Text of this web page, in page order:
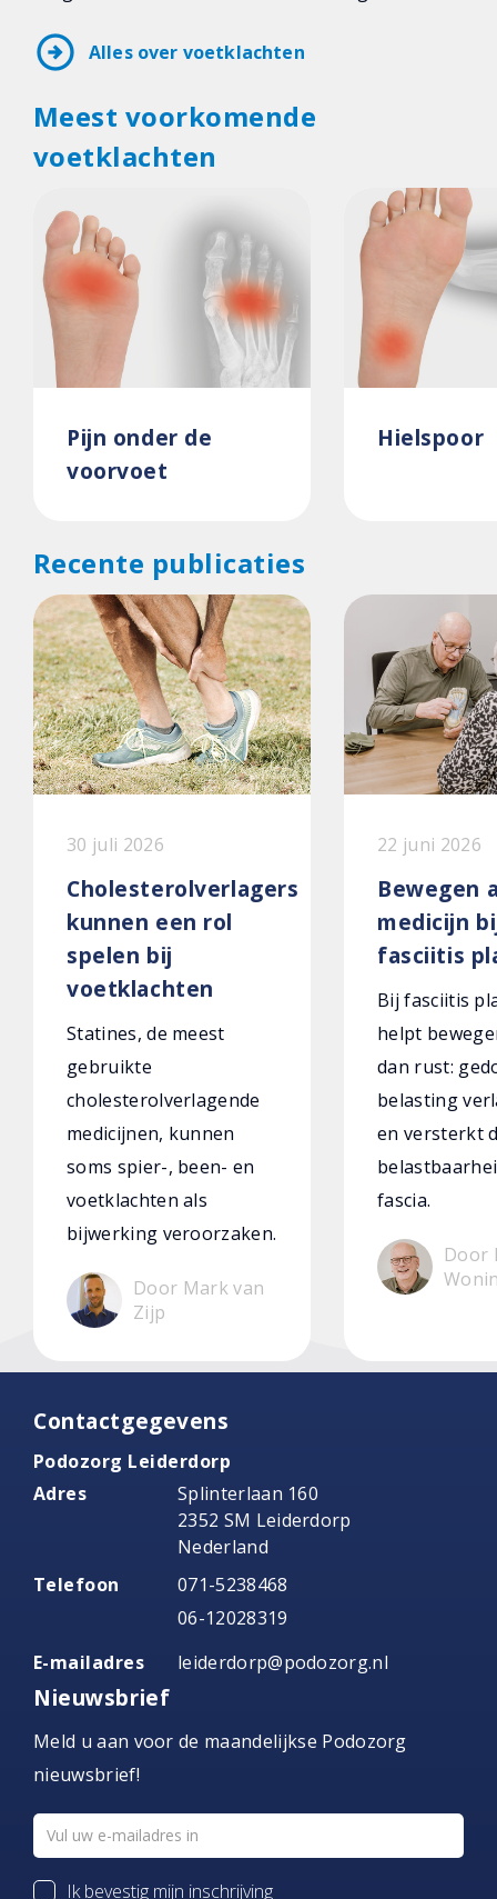
arrow_circle_right Alles over voetklachten
Meest voorkomende
voetklachten
Pijn onder de
voorvoet
Hielspoor
Recente publicaties
30 juli 2026
Cholesterolverlagers
kunnen een rol
spelen bij
voetklachten
Statines, de meest
gebruikte
cholesterolverlagende
medicijnen, kunnen
soms spier-, been- en
voetklachten als
bijwerking veroorzaken.
Door Mark van
Zijp
22 juni 2026
Bewegen
medicijn
fasciitis
Bij fasciitis
helpt
dan rust:
belasting
en versterkt
fascia.
Door
Contactgegevens
Podozorg Leiderdorp
Adres
Splinterlaan 160
2352 SM Leiderdorp
Nederland
Telefoon
071-5238468
06-12028319
E-mailadres
leiderdorp@podozorg.nl
Nieuwsbrief
Meld u aan voor de maandelijkse Podozorg
nieuwsbrief!